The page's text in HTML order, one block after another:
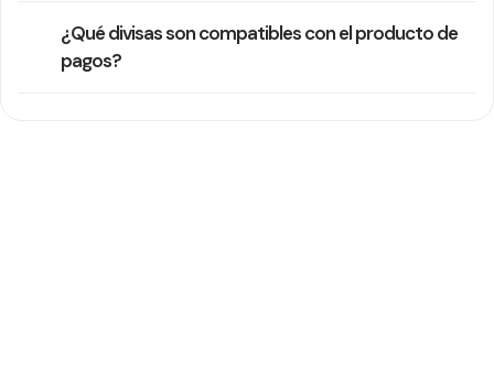
¿Qué divisas son compatibles con el producto de
pagos?